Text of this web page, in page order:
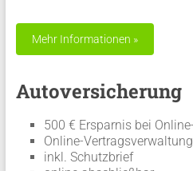
Autoversicherung
500 € Ersparnis bei
Online-Vertragsverwaltung
inkl. Schutzbrief